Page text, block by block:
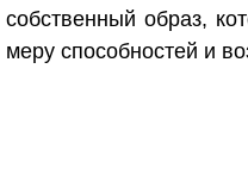
собственный образ,
меру способностей и